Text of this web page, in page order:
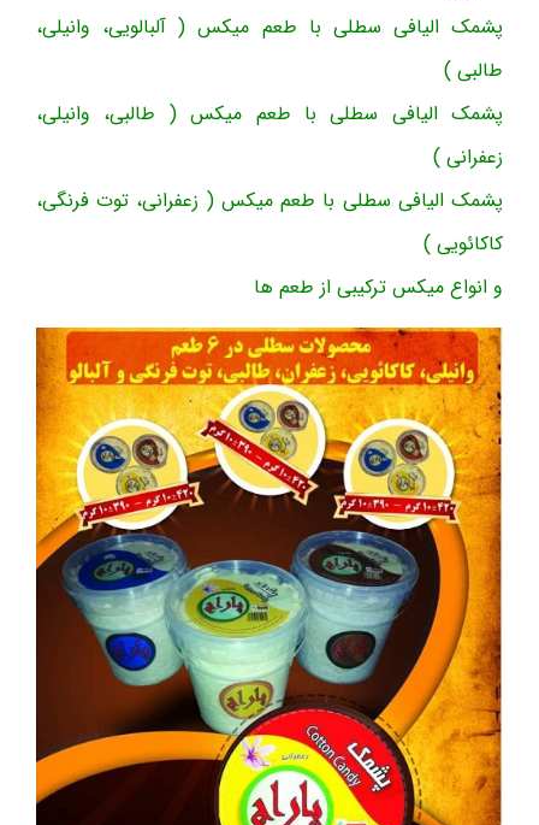
پشمک الیافی سطلی با طعم میکس ( آلبالویی، وانیلی،
طالبی )
پشمک الیافی سطلی با طعم میکس ( طالبی، وانیلی،
زعفرانی )
پشمک الیافی سطلی با طعم میکس ( زعفرانی، توت فرنگی،
کاکائویی )
و انواع میکس ترکیبی از طعم ها